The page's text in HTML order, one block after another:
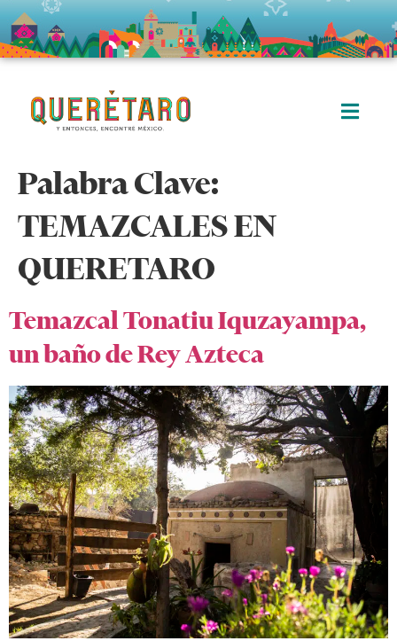
Palabra Clave:
TEMAZCALES EN
QUERETARO
Temazcal Tonatiu Iquzayampa,
un baño de Rey Azteca